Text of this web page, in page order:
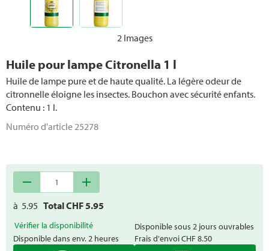
2 Images
Huile pour lampe Citronella 1 l
Huile de lampe pure et de haute qualité. La légère odeur de
citronnelle éloigne les insectes. Bouchon avec sécurité enfants.
Contenu : 1 l.
Numéro d'article25278
remove add
à 5.95 Total CHF5.95
Vérifier la disponibilité
Disponible dans env. 2 heures
Disponible sous 2 jours ouvrables
Frais d'envoiCHF 8.50